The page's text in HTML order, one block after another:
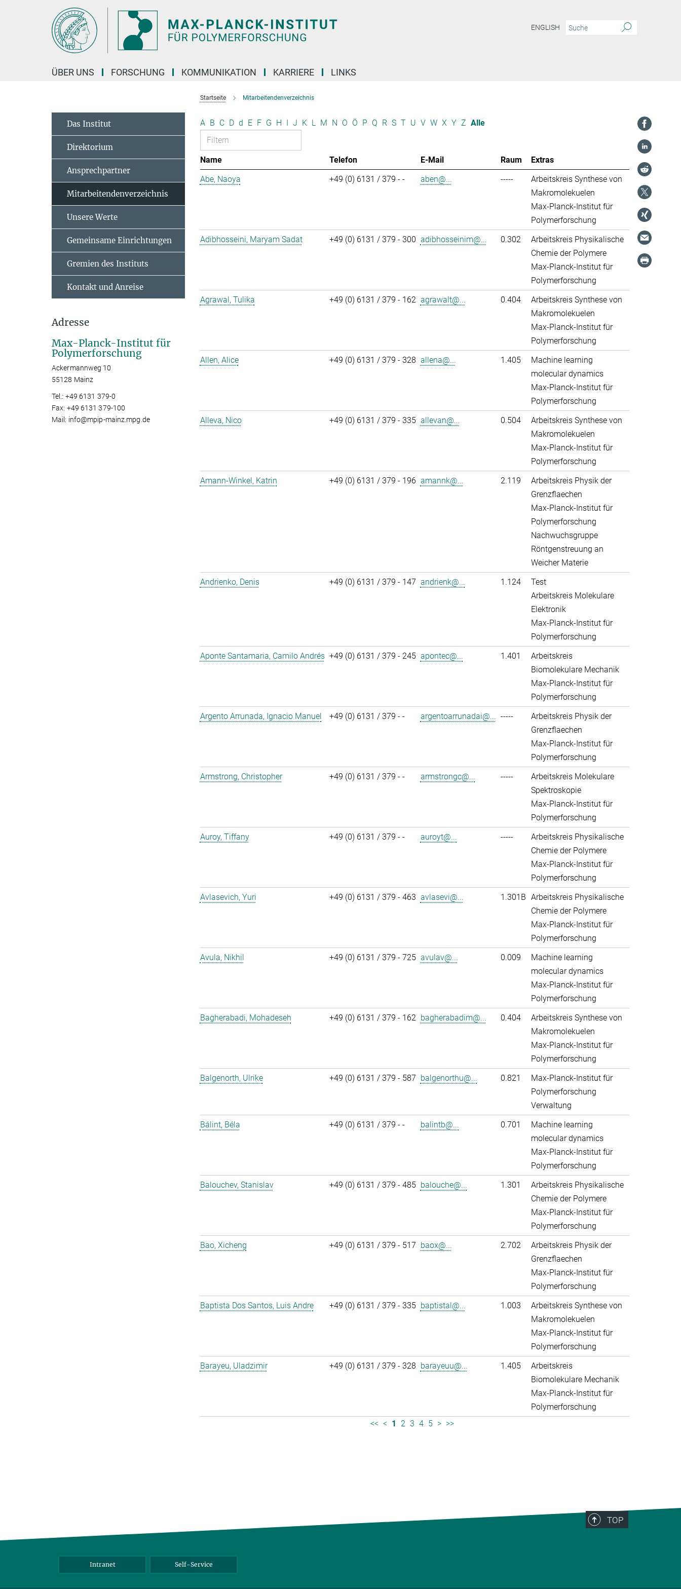
ENGLISH
ÜBER UNS FORSCHUNG KOMMUNIKATION KARRIERE LINKS
Startseite Mitarbeitendenverzeichnis
A B C D d E F G H I J K L M N O Ö P Q R S T U V W X Y Z Alle
Name Telefon E-Mail Raum
Extras
Abe, Naoya
+49 (0) 6131 / 379 - - aben@... -----
Arbeitskreis Synthese von
Makromolekuelen
Max-Planck-Institut für
Polymerforschung
Adibhosseini, Maryam Sadat
+49 (0) 6131 / 379 - 300 adibhosseinim@... 0.302
Arbeitskreis Physikalische
Chemie der Polymere
Max-Planck-Institut für
Polymerforschung
Agrawal, Tulika
+49 (0) 6131 / 379 - 162 agrawalt@... 0.404
Arbeitskreis Synthese von
Makromolekuelen
Max-Planck-Institut für
Polymerforschung
Allen, Alice
+49 (0) 6131 / 379 - 328 allena@... 1.405
Machine learning
molecular dynamics
Max-Planck-Institut für
Polymerforschung
Alleva, Nico
+49 (0) 6131 / 379 - 335 allevan@... 0.504
Arbeitskreis Synthese von
Makromolekuelen
Max-Planck-Institut für
Polymerforschung
Amann-Winkel, Katrin
+49 (0) 6131 / 379 - 196 amannk@... 2.119
Arbeitskreis Physik der
Grenzflaechen
Max-Planck-Institut für
Polymerforschung
Nachwuchsgruppe
Röntgenstreuung an
Weicher Materie
Andrienko, Denis
+49 (0) 6131 / 379 - 147 andrienk@... 1.124
Test
Arbeitskreis Molekulare
Elektronik
Max-Planck-Institut für
Polymerforschung
Aponte Santamaria, Camilo Andrés +49 (0) 6131 / 379 - 245 apontec@... 1.401
Arbeitskreis
Biomolekulare Mechanik
Max-Planck-Institut für
Polymerforschung
Argento Arrunada, Ignacio Manuel
+49 (0) 6131 / 379 - - argentoarrunadai@... -----
Arbeitskreis Physik der
Grenzflaechen
Max-Planck-Institut für
Polymerforschung
Armstrong, Christopher
+49 (0) 6131 / 379 - - armstrongc@... -----
Arbeitskreis Molekulare
Spektroskopie
Max-Planck-Institut für
Polymerforschung
Auroy, Tiffany
+49 (0) 6131 / 379 - - auroyt@... -----
Arbeitskreis Physikalische
Chemie der Polymere
Max-Planck-Institut für
Polymerforschung
Avlasevich, Yuri
+49 (0) 6131 / 379 - 463 avlasevi@... 1.301B Arbeitskreis Physikalische
Chemie der Polymere
Max-Planck-Institut für
Polymerforschung
Avula, Nikhil
+49 (0) 6131 / 379 - 725 avulav@... 0.009
Machine learning
molecular dynamics
Max-Planck-Institut für
Polymerforschung
Bagherabadi, Mohadeseh
+49 (0) 6131 / 379 - 162 bagherabadim@... 0.404
Arbeitskreis Synthese von
Makromolekuelen
Max-Planck-Institut für
Polymerforschung
Balgenorth, Ulrike
+49 (0) 6131 / 379 - 587 balgenorthu@... 0.821
Max-Planck-Institut für
Polymerforschung
Verwaltung
Bálint, Béla
+49 (0) 6131 / 379 - - balintb@... 0.701
Machine learning
molecular dynamics
Max-Planck-Institut für
Polymerforschung
Balouchev, Stanislav
+49 (0) 6131 / 379 - 485 balouche@... 1.301
Arbeitskreis Physikalische
Chemie der Polymere
Max-Planck-Institut für
Polymerforschung
Bao, Xicheng
+49 (0) 6131 / 379 - 517 baox@... 2.702
Arbeitskreis Physik der
Grenzflaechen
Max-Planck-Institut für
Polymerforschung
Baptista Dos Santos, Luis Andre
+49 (0) 6131 / 379 - 335 baptistal@... 1.003
Arbeitskreis Synthese von
Makromolekuelen
Max-Planck-Institut für
Polymerforschung
Barayeu, Uladzimir
+49 (0) 6131 / 379 - 328 barayeuu@... 1.405
Arbeitskreis
Biomolekulare Mechanik
Max-Planck-Institut für
Polymerforschung
<< < 1 2 3 4 5 > >>
Das Institut
Direktorium
Ansprechpartner
Mitarbeitendenverzeichnis
Unsere Werte
Gemeinsame Einrichtungen
Gremien des Instituts
Kontakt und Anreise
Adresse
Max-Planck-Institut für
Polymerforschung
Ackermannweg 10
55128 Mainz
Tel.: +49 6131 379-0
Fax: +49 6131 379-100
Mail: info@mpip-mainz.mpg.de
TOP
Intranet Self-Service